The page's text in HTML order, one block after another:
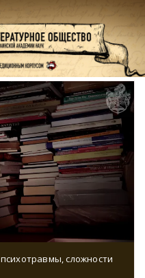
психотравмы ,сложности